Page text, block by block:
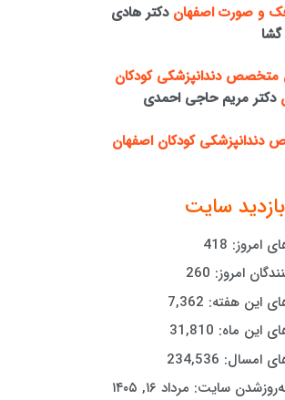
و صورت اصفهان دکتر هادی
متخصص دندانپزشکی کودکان
دکتر مریم حاجی احمدی
کودکان اصفهان
سایت
امروز: 418
امروز: 260
این هفته: 7,362
این ماه: 31,810
امسال: 234,536
سایت: مرداد ۱۶, ۱۴۰۵